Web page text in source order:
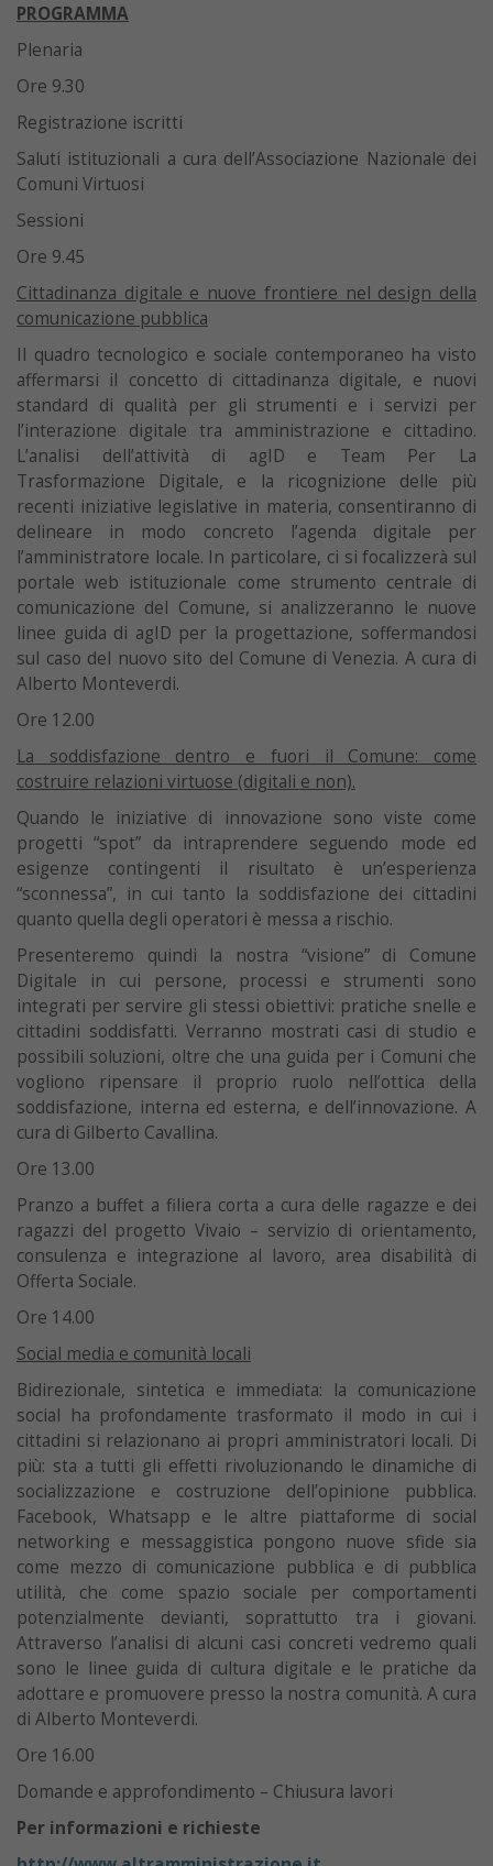
PROGRAMMA
Plenaria
Ore 9.30
Registrazione iscritti
Saluti istituzionali a cura dell’Associazione Nazionale dei
Comuni Virtuosi
Sessioni
Ore 9.45
Cittadinanza digitale e nuove frontiere nel design della
comunicazione pubblica
Il quadro tecnologico e sociale contemporaneo ha visto
affermarsi il concetto di cittadinanza digitale, e nuovi
standard di qualità per gli strumenti e i servizi per
l’interazione digitale tra amministrazione e cittadino.
L’analisi dell’attività di agID e Team Per La
Trasformazione Digitale, e la ricognizione delle più
recenti iniziative legislative in materia, consentiranno di
delineare in modo concreto l’agenda digitale per
l’amministratore locale. In particolare, ci si focalizzerà sul
portale web istituzionale come strumento centrale di
comunicazione del Comune, si analizzeranno le nuove
linee guida di agID per la progettazione, soffermandosi
sul caso del nuovo sito del Comune di Venezia. A cura di
Alberto Monteverdi.
Ore 12.00
La soddisfazione dentro e fuori il Comune: come
costruire relazioni virtuose (digitali e non).
Quando le iniziative di innovazione sono viste come
progetti “spot” da intraprendere seguendo mode ed
esigenze contingenti il risultato è un’esperienza
“sconnessa”, in cui tanto la soddisfazione dei cittadini
quanto quella degli operatori è messa a rischio.
Presenteremo quindi la nostra “visione” di Comune
Digitale in cui persone, processi e strumenti sono
integrati per servire gli stessi obiettivi: pratiche snelle e
cittadini soddisfatti. Verranno mostrati casi di studio e
possibili soluzioni, oltre che una guida per i Comuni che
vogliono ripensare il proprio ruolo nell’ottica della
soddisfazione, interna ed esterna, e dell’innovazione. A
cura di Gilberto Cavallina.
Ore 13.00
Pranzo a buffet a filiera corta a cura delle ragazze e dei
ragazzi del progetto Vivaio – servizio di orientamento,
consulenza e integrazione al lavoro, area disabilità di
Offerta Sociale.
Ore 14.00
Social media e comunità locali
Bidirezionale, sintetica e immediata: la comunicazione
social ha profondamente trasformato il modo in cui i
cittadini si relazionano ai propri amministratori locali. Di
più: sta a tutti gli effetti rivoluzionando le dinamiche di
socializzazione e costruzione dell’opinione pubblica.
Facebook, Whatsapp e le altre piattaforme di social
networking e messaggistica pongono nuove sfide sia
come mezzo di comunicazione pubblica e di pubblica
utilità, che come spazio sociale per comportamenti
potenzialmente devianti, soprattutto tra i giovani.
Attraverso l’analisi di alcuni casi concreti vedremo quali
sono le linee guida di cultura digitale e le pratiche da
adottare e promuovere presso la nostra comunità. A cura
di Alberto Monteverdi.
Ore 16.00
Domande e approfondimento – Chiusura lavori
Per informazioni e richieste